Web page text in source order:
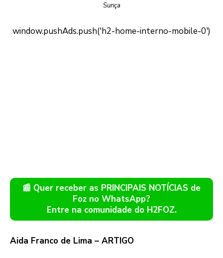
Sunça
📰 Quer receber as PRINCIPAIS NOTÍCIAS de
Foz no WhatsApp?
Entre na comunidade do H2FOZ.
Aida Franco de Lima – ARTIGO